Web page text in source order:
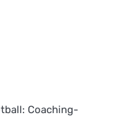
Coaching-